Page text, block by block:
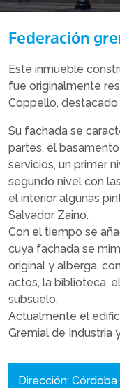
Federación
Este inmueble
fue originalmente
Coppello,
Su fachada se
partes, el
servicios, un primer
segundo nivel con
el interior algunas
Salvador Zaino.
Con el tiempo se
cuya fachada se
original y alberga,
actos, la biblioteca,
subsuelo.
Actualmente el
Gremial de Industria
Dirección: